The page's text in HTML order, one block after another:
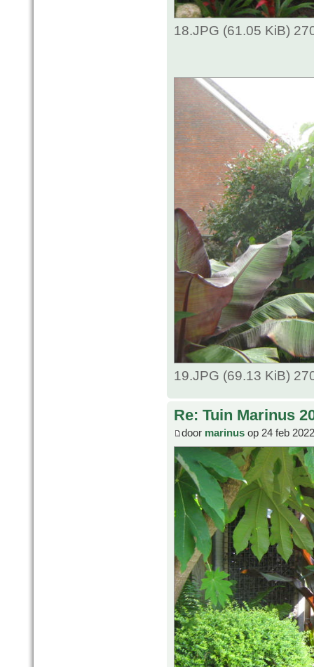
18.JPG (61.05 KiB)
19.JPG (69.13 KiB)
Re: Tuin Marinus
door marinus op 24 feb